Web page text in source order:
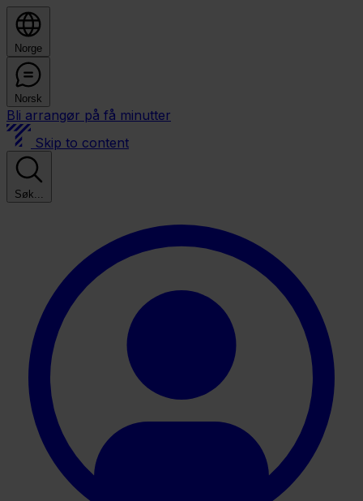
Norge
Norsk
Bli arrangør på få minutter
Skip to content
Søk...